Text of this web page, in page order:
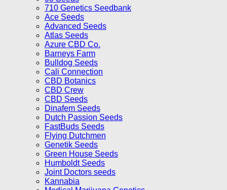
710 Genetics Seedbank
Ace Seeds
Advanced Seeds
Atlas Seeds
Azure CBD Co.
Barneys Farm
Bulldog Seeds
Cali Connection
CBD Botanics
CBD Crew
CBD Seeds
Dinafem Seeds
Dutch Passion Seeds
FastBuds Seeds
Flying Dutchmen
Genetik Seeds
Green House Seeds
Humboldt Seeds
Joint Doctors seeds
Kannabia